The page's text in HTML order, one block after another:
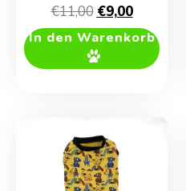
€11,00 Ursprünglicher
Preis
war:
€11,00
€9,00Aktueller
Preis
€9,00.
In den Warenkorb